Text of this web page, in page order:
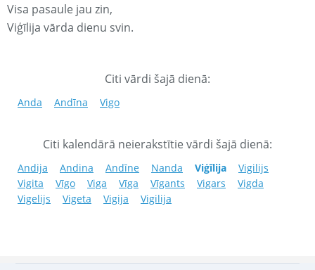
Visa pasaule jau zin,
Viģīlija vārda dienu svin.
Citi vārdi šajā dienā:
Anda Andīna Vigo
Citi kalendārā neierakstītie vārdi šajā dienā:
Andija Andina Andīne Nanda Viģīlija
Vigilijs
Vigita
Vīgo Viga Vīga Vīgants Vigars
Vigda
Vigelijs
Vigeta Vigija Vigilija